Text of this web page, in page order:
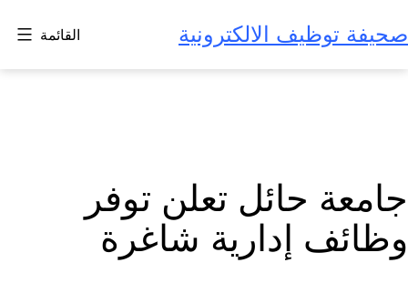
إلى
المحتوى
صحيفة توظيف الالكترونية القائمة
جامعة حائل تعلن توفر
وظائف إدارية شاغرة